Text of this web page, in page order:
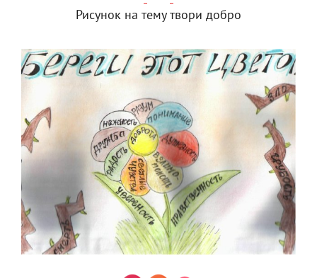
Рисунок на тему твори добро